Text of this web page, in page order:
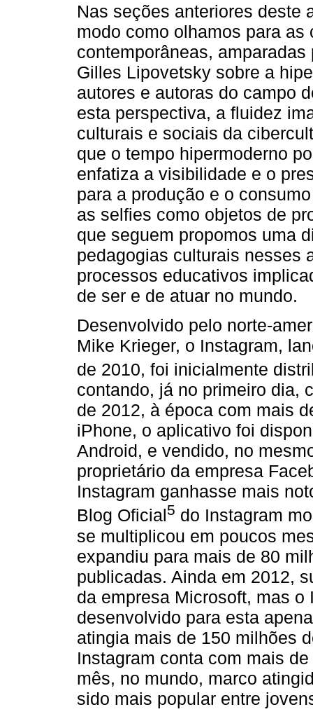
Nas seções anteriores deste
modo como olhamos para
contemporâneas,
Gilles Lipovetsky sobre a
autores e autoras do campo
esta perspectiva, a fluidez
culturais e sociais da
que o tempo hipermoderno
enfatiza a visibilidade e o
para a produção e o
as selfies como objetos de
que seguem propomos uma
pedagogias culturais nesses
processos educativos
de ser e de atuar no mundo.
Desenvolvido pelo norte-
Mike Krieger, o Instagram,
de 2010, foi inicialmente
contando, já no primeiro dia,
de 2012, à época com mais
iPhone, o aplicativo foi
Android, e vendido, no
proprietário da empresa
Instagram ganhasse mais
Blog Oficial5 do Instagram
se multiplicou em poucos
expandiu para mais de 80
publicadas. Ainda em 2012,
da empresa Microsoft, mas
desenvolvido para esta
atingia mais de 150 milhões
Instagram conta com mais
mês, no mundo, marco
sido mais popular entre